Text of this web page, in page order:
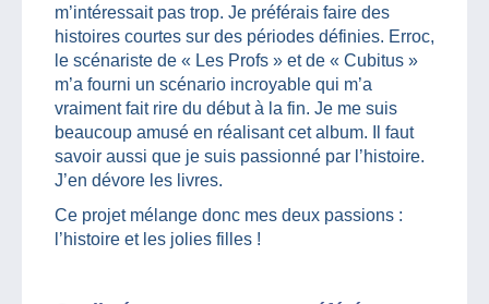
m’intéressait pas trop. Je préférais faire des
histoires courtes sur des périodes définies. Erroc,
le scénariste de « Les Profs » et de « Cubitus »
m’a fourni un scénario incroyable qui m’a
vraiment fait rire du début à la fin. Je me suis
beaucoup amusé en réalisant cet album. Il faut
savoir aussi que je suis passionné par l’histoire.
J’en dévore les livres.
Ce projet mélange donc mes deux passions :
l’histoire et les jolies filles !